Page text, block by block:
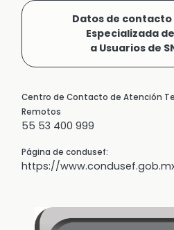
Datos de contacto
Especializada
a Usuarios de
Centro de Contacto de Atención
Remotos
55 53 400 999
Página de condusef:
https://